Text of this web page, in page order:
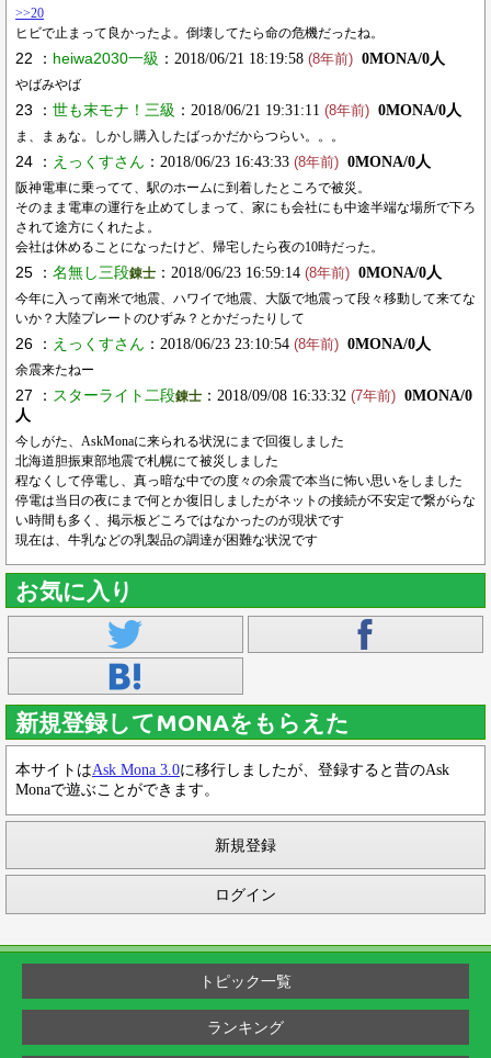
>>20
ヒビで止まって良かったよ。倒壊してたら命の危機だったね。
22 ： heiwa2030一級 ：2018/06/21 18:19:58 (8年前) 0MONA/0人
やばみやば
23 ： 世も末モナ！三級 ：2018/06/21 19:31:11 (8年前) 0MONA/0人
ま、まぁな。しかし購入したばっかだからつらい。。。
24 ： えっくすさん ：2018/06/23 16:43:33 (8年前) 0MONA/0人
阪神電車に乗ってて、駅のホームに到着したところで被災。
そのまま電車の運行を止めてしまって、家にも会社にも中途半端な場所で下ろ
されて途方にくれたよ。
会社は休めることになったけど、帰宅したら夜の10時だった。
25 ： 名無し三段錬士 ：2018/06/23 16:59:14 (8年前) 0MONA/0人
今年に入って南米で地震、ハワイで地震、大阪で地震って段々移動して来てな
いか？大陸プレートのひずみ？とかだったりして
26 ： えっくすさん ：2018/06/23 23:10:54 (8年前) 0MONA/0人
余震来たねー
27 ： スターライト二段錬士 ：2018/09/08 16:33:32 (7年前) 0MONA/0
人
今しがた、AskMonaに来られる状況にまで回復しました
北海道胆振東部地震で札幌にて被災しました
程なくして停電し、真っ暗な中での度々の余震で本当に怖い思いをしました
停電は当日の夜にまで何とか復旧しましたがネットの接続が不安定で繋がらな
い時間も多く、掲示板どころではなかったのが現状です
現在は、牛乳などの乳製品の調達が困難な状況です
お気に入り
新規登録してMONAをもらえた
本サイトはAsk Mona 3.0に移行しましたが、登録すると昔のAsk
Monaで遊ぶことができます。
新規登録
ログイン
トピック一覧
ランキング